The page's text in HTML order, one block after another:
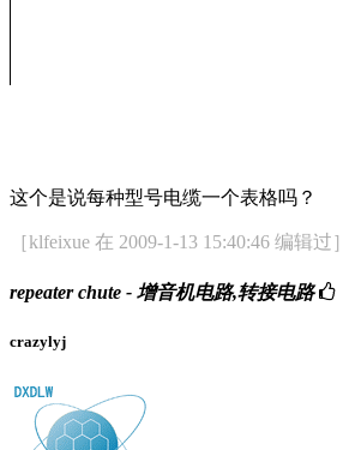
这个是说每种型号电缆一个表格吗？
［klfeixue 在 2009-1-13 15:40:46 编辑过］
repeater chute - 增音机电路,转接电路
crazylyj